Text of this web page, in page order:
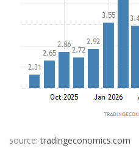
source:tradingeconomics.com